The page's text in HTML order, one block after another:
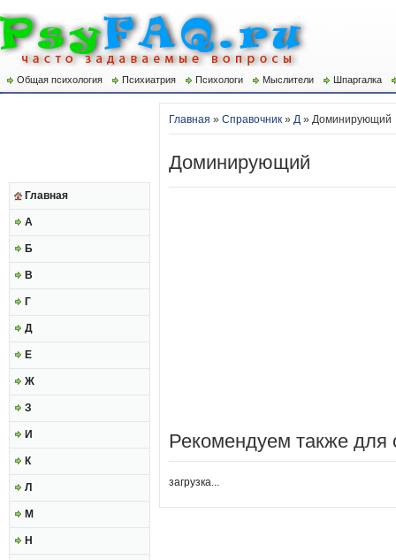
Общая психология Психиатрия Психологи Мыслители Шпаргалка
Главная
А
Б
В
Г
Д
Е
Ж
З
И
К
Л
М
Н
Главная » Справочник » Д » Доминирующий
Доминирующий
Рекомендуем также для
загрузка...